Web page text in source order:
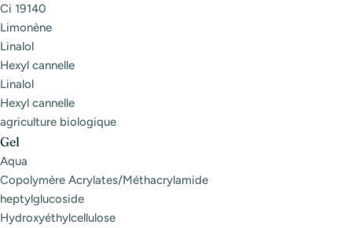
Ci 19140
Limonène
Linalol
Hexyl cannelle
Linalol
Hexyl cannelle
agriculture biologique
Gel
Aqua
Copolymère Acrylates/Méthacrylamide
heptylglucoside
Hydroxyéthylcellulose